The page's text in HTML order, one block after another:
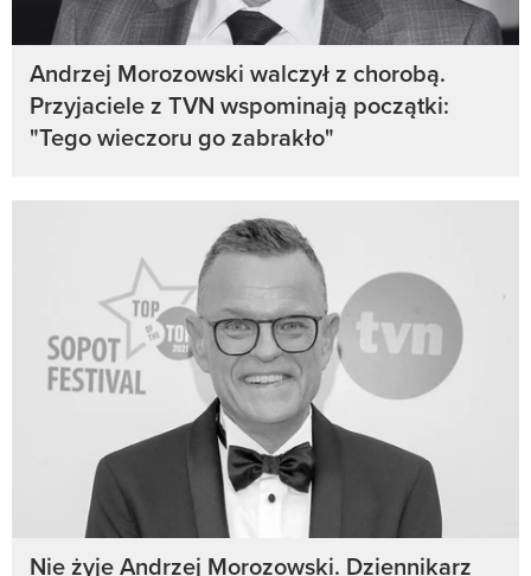
Andrzej Morozowski walczył z chorobą.
Przyjaciele z TVN wspominają początki:
"Tego wieczoru go zabrakło"
Nie żyje Andrzej Morozowski. Dziennikarz